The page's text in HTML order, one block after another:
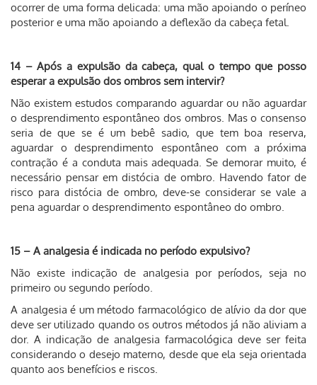
ocorrer de uma forma delicada: uma mão apoiando o períneo
posterior e uma mão apoiando a deflexão da cabeça fetal.
14 – Após a expulsão da cabeça, qual o tempo que posso
esperar a expulsão dos ombros sem intervir?
Não existem estudos comparando aguardar ou não aguardar
o desprendimento espontâneo dos ombros. Mas o consenso
seria de que se é um bebê sadio, que tem boa reserva,
aguardar o desprendimento espontâneo com a próxima
contração é a conduta mais adequada. Se demorar muito, é
necessário pensar em distócia de ombro. Havendo fator de
risco para distócia de ombro, deve-se considerar se vale a
pena aguardar o desprendimento espontâneo do ombro.
15 – A analgesia é indicada no período expulsivo?
Não existe indicação de analgesia por períodos, seja no
primeiro ou segundo período.
A analgesia é um método farmacológico de alívio da dor que
deve ser utilizado quando os outros métodos já não aliviam a
dor. A indicação de analgesia farmacológica deve ser feita
considerando o desejo materno, desde que ela seja orientada
quanto aos benefícios e riscos.